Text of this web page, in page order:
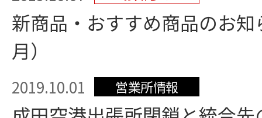
新商品・おすすめ商品のお
月）
2019.10.01 営業所情報